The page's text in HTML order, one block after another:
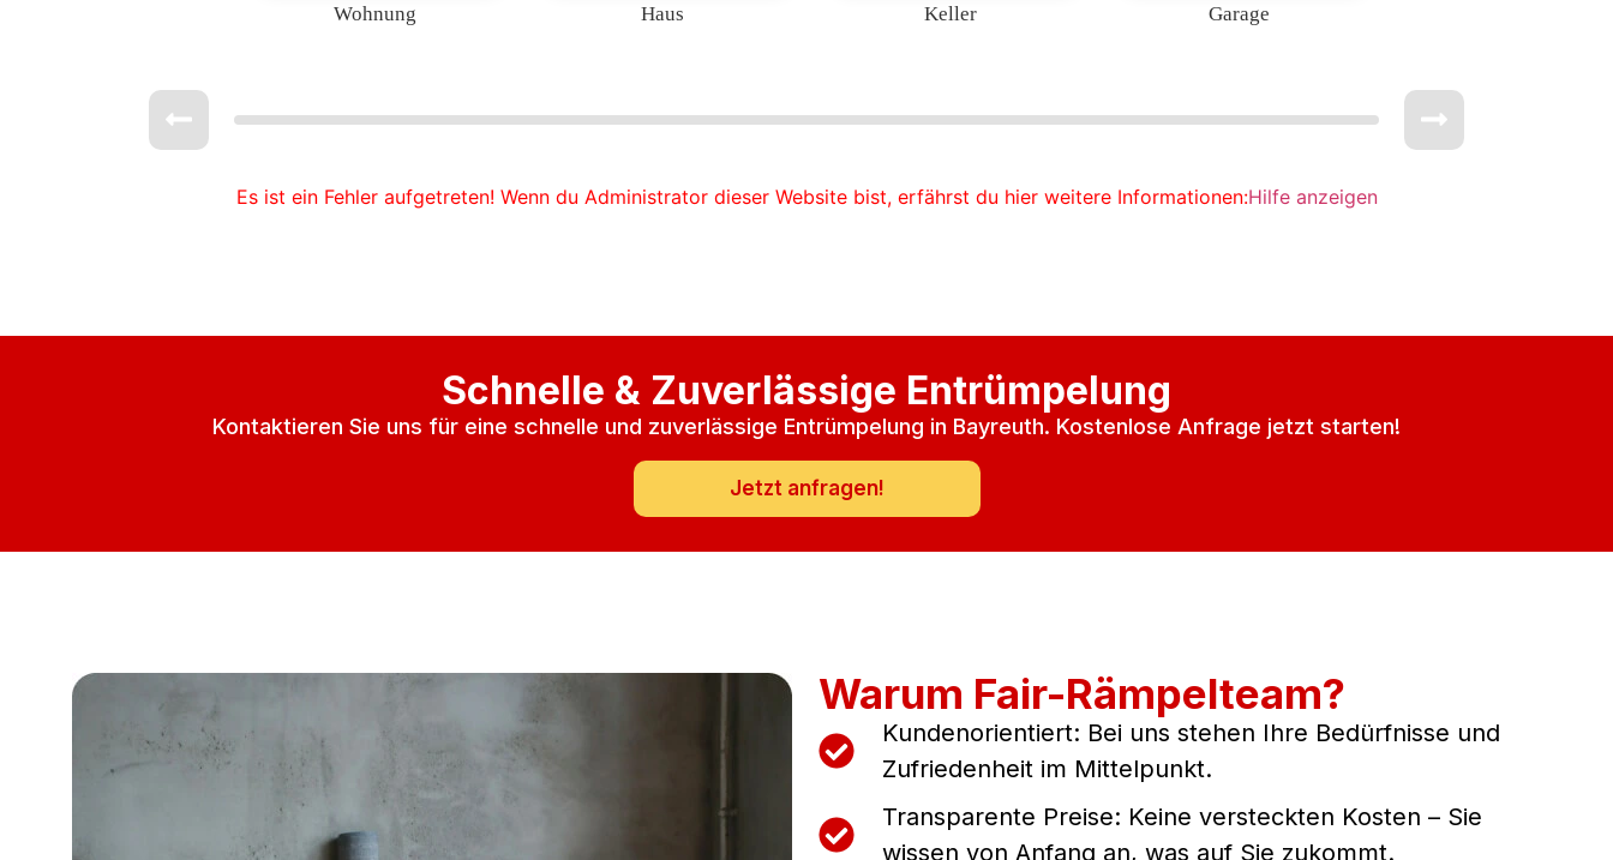
Wohnung Haus Keller Garage
Es ist ein Fehler aufgetreten! Wenn du Administrator dieser Website bist, erfährst du hier weitere Informationen:Hilfe anzeigen
Schnelle & Zuverlässige Entrümpelung
Kontaktieren Sie uns für eine schnelle und zuverlässige Entrümpelung in Bayreuth. Kostenlose Anfrage jetzt starten!
Jetzt anfragen!
Warum Fair-Rämpelteam?
Kundenorientiert: Bei uns stehen Ihre Bedürfnisse und
Zufriedenheit im Mittelpunkt.
Transparente Preise: Keine versteckten Kosten – Sie
wissen von Anfang an, was auf Sie zukommt.